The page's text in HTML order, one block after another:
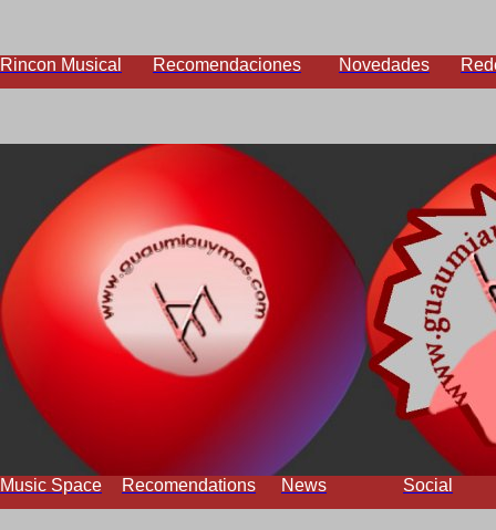
Rincon Musical Recomendaciones Novedades
Music Space Recomendations News Social